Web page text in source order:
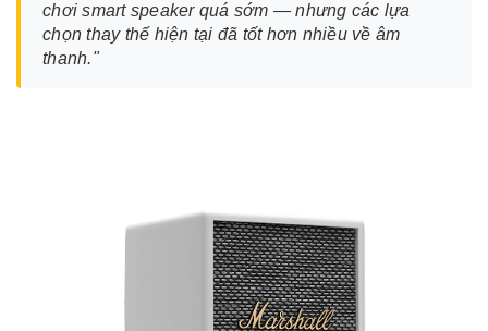
chơi smart speaker quá sớm — nhưng các lựa
chọn thay thế hiện tại đã tốt hơn nhiều về âm
thanh."